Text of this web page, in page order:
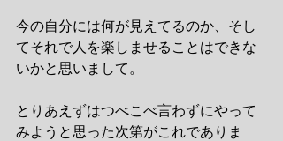
今の自分には何が見えてるのか、そし
てそれで人を楽しませることはできな
いかと思いまして。
とりあえずはつべこべ言わずにやって
みようと思った次第がこれでありま